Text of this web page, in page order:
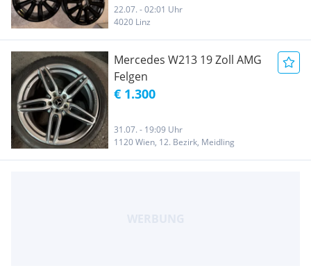
22.07. - 02:01 Uhr
4020 Linz
Mercedes W213 19 Zoll AMG
Felgen
€ 1.300
31.07. - 19:09 Uhr
1120 Wien, 12. Bezirk, Meidling